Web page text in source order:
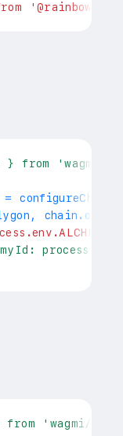
'@rainbow-
} from 'wagmi/
'wagmi/